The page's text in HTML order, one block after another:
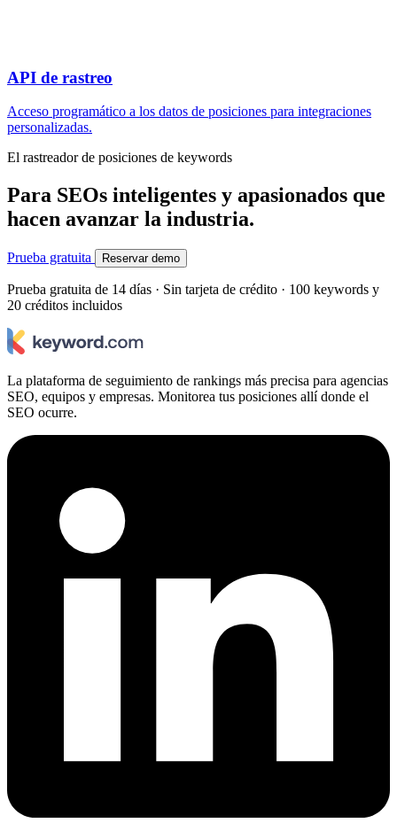
API de rastreo
Acceso programático a los datos de posiciones para integraciones
personalizadas.
El rastreador de posiciones de keywords
Para SEOs inteligentes y apasionados que
hacen avanzar la industria.
Prueba gratuita Reservar demo
Prueba gratuita de 14 días · Sin tarjeta de crédito · 100 keywords y
20 créditos incluidos
La plataforma de seguimiento de rankings más precisa para agencias
SEO, equipos y empresas. Monitorea tus posiciones allí donde el
SEO ocurre.